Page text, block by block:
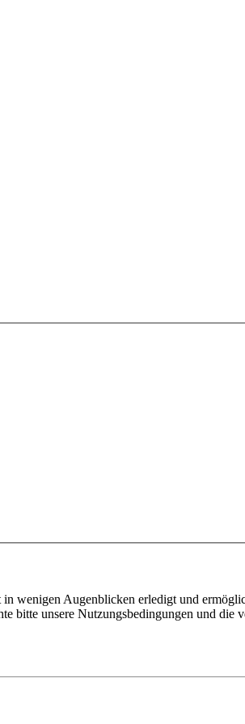
wenigen Augenblicken erledigt und
bitte unsere Nutzungsbedingungen und die